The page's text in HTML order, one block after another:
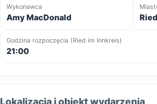
Wykonawca
Amy MacDonald
Godzina rozpoczęcia (Ried im Innkreis)
21:00
Lokalizacja i obiekt wydarzenia